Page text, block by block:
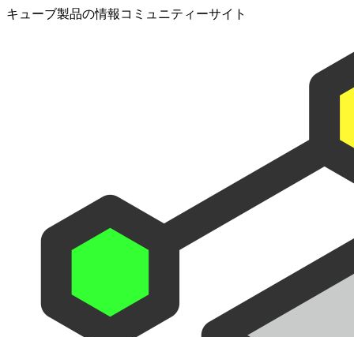
キューブ製品の情報コミュニティーサイト